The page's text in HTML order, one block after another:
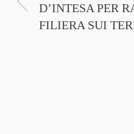
D’INTESA PER
FILIERA SUI